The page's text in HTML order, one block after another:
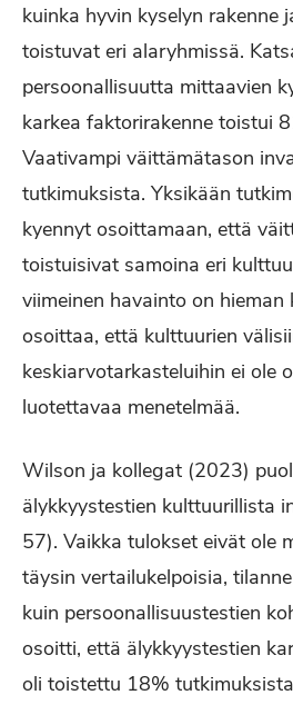
kuinka hyvin kyselyn rakenne
toistuvat eri alaryhmissä.
persoonallisuutta mittaavien
karkea faktorirakenne toistui
Vaativampi väittämätason
tutkimuksista. Yksikään
kyennyt osoittamaan, että
toistuisivat samoina eri
viimeinen havainto on hieman
osoittaa, että kulttuurien
keskiarvotarkasteluihin ei ole
luotettavaa menetelmää.
Wilson ja kollegat (2023)
älykkyystestien kulttuurillista
57). Vaikka tulokset eivät ole
täysin vertailukelpoisia,
kuin persoonallisuustestien
osoitti, että älykkyystestien
oli toistettu 18%